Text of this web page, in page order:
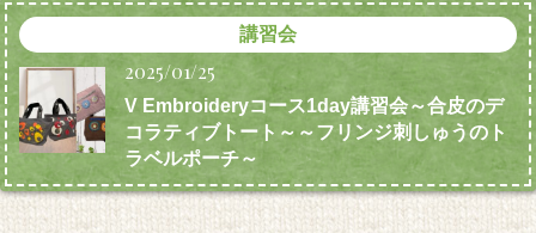
講習会
2025/01/25
V Embroideryコース1day講習会～合皮のデ
コラティブトート～～フリンジ刺しゅうのト
ラベルポーチ～